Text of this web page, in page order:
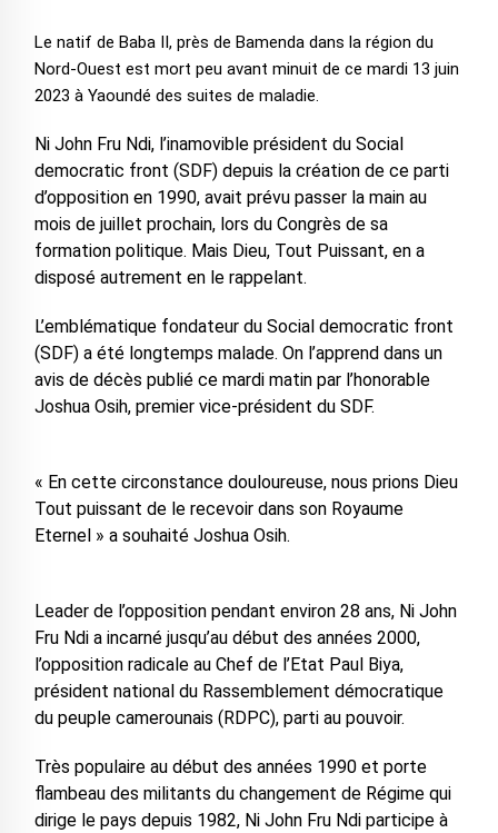
Le natif de Baba II, près de Bamenda dans la région du
Nord-Ouest est mort peu avant minuit de ce mardi 13 juin
2023 à Yaoundé des suites de maladie.
Ni John Fru Ndi, l’inamovible président du Social
democratic front (SDF) depuis la création de ce parti
d’opposition en 1990, avait prévu passer la main au
mois de juillet prochain, lors du Congrès de sa
formation politique. Mais Dieu, Tout Puissant, en a
disposé autrement en le rappelant.
L’emblématique fondateur du Social democratic front
(SDF) a été longtemps malade. On l’apprend dans un
avis de décès publié ce mardi matin par l’honorable
Joshua Osih, premier vice-président du SDF.
« En cette circonstance douloureuse, nous prions Dieu
Tout puissant de le recevoir dans son Royaume
Eternel » a souhaité Joshua Osih.
Leader de l’opposition pendant environ 28 ans, Ni John
Fru Ndi a incarné jusqu’au début des années 2000,
l’opposition radicale au Chef de l’Etat Paul Biya,
président national du Rassemblement démocratique
du peuple camerounais (RDPC), parti au pouvoir.
Très populaire au début des années 1990 et porte
flambeau des militants du changement de Régime qui
dirige le pays depuis 1982, Ni John Fru Ndi participe à